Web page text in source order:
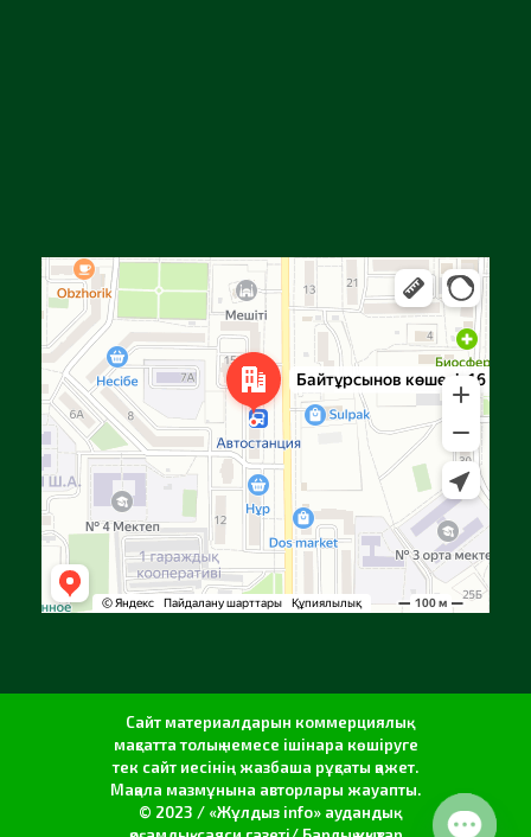
Яндекс Карталар — көлік, навигация, орындарды іздеу
Сайт материалдарын коммерциялық
мақсатта толық немесе ішінара көшіруге
тек сайт иесінің жазбаша рұқсаты қажет.
Мақала мазмұнына авторлары жауапты.
© 2023 / «Жұлдыз info» аудандық